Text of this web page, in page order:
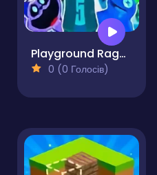
Playground Ragdoll Sandbox
0 (0 Голосів)